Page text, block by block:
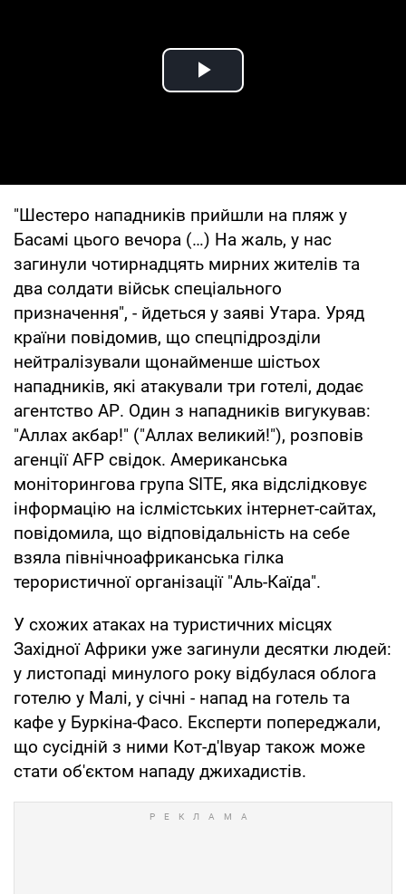
Play Video
"Шестеро нападників прийшли на пляж у
Басамі цього вечора (…) На жаль, у нас
загинули чотирнадцять мирних жителів та
два солдати військ спеціального
призначення", - йдеться у заяві Утара. Уряд
країни повідомив, що спецпідрозділи
нейтралізували щонайменше шістьох
нападників, які атакували три готелі, додає
агентство АР. Один з нападників вигукував:
"Аллах акбар!" ("Аллах великий!"), розповів
агенції AFP свідок. Американська
моніторингова група SITE, яка відслідковує
інформацію на іслмістських інтернет-сайтах,
повідомила, що відповідальність на себе
взяла північноафриканська гілка
терористичної організації "Аль-Каїда".
У схожих атаках на туристичних місцях
Західної Африки уже загинули десятки людей:
у листопаді минулого року відбулася облога
готелю у Малі, у січні - напад на готель та
кафе у Буркіна-Фасо. Експерти попереджали,
що сусідній з ними Кот-д'Івуар також може
стати об'єктом нападу джихадистів.